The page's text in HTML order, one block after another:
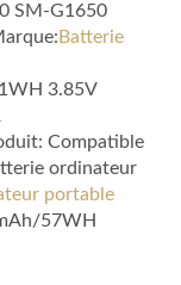
SM-G1650
Batterie
3.85V
Compatible
ordinateur
portable
57WH